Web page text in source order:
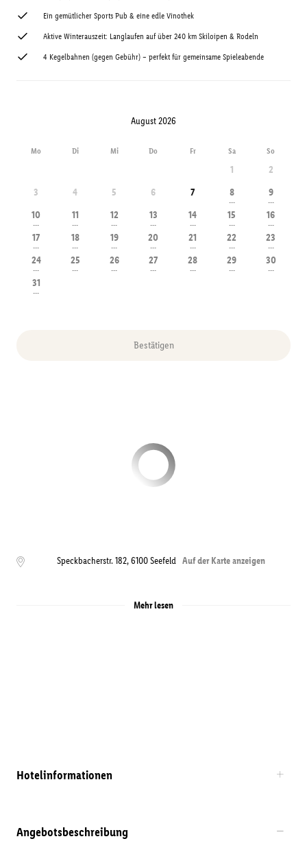
Ein gemütlicher Sports Pub & eine edle Vinothek
Aktive Winterauszeit: Langlaufen auf über 240 km Skiloipen & Rodeln
4 Kegelbahnen (gegen Gebühr) – perfekt für gemeinsame Spieleabende
August 2026
Mo Di Mi Do Fr Sa So
1
2
3
4 5 6 7 8
---
9
---
10
---
11
---
12
---
13
---
14
---
15
---
16
---
17
---
18
---
19
---
20
---
21
---
22
---
23
---
24
---
25
---
26
---
27
---
28
---
29
---
30
---
31
---
Bestätigen
Speckbacherstr. 182,6100 Seefeld Auf der Karte anzeigen
Mehr lesen
Hotelinformationen
Angebotsbeschreibung